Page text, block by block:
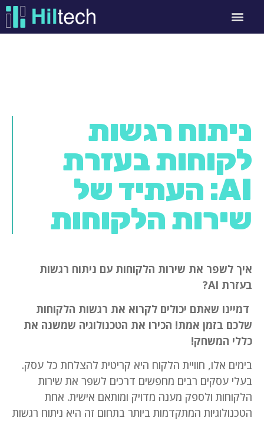
ניתוח רגשות
לקוחות בעזרת
AI: העתיד של
שירות הלקוחות
איך לשפר את שירות הלקוחות עם ניתוח רגשות
בעזרת AI?
דמיינו שאתם יכולים לקרוא את רגשות הלקוחות
שלכם בזמן אמת! הכירו את הטכנולוגיה שמשנה את
כללי המשחק!
בימים אלו, חוויית הלקוח היא קריטית להצלחת כל עסק.
בעלי עסקים רבים מחפשים דרכים לשפר את שירות
הלקוחות ולספק מענה מדויק ומותאם אישית. אחת
הטכנולוגיות המתקדמות ביותר בתחום זה היא ניתוח רגשות